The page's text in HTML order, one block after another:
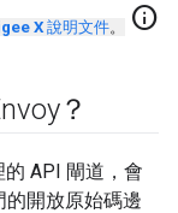
X說明文件。 info
？
API 閘道，會
的開放原始碼邊